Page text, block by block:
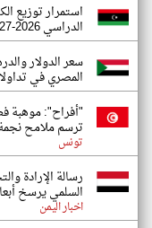
استمرار توزيع
الدراسي 2026-2027
سعر الدولار
المصري في
"أفراح": موهبة
ترسم ملامح
تونس
رسالة الإرادة
السلمي يرسخ
اخبار اليمن